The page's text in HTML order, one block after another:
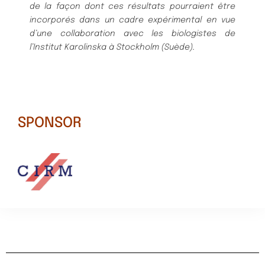
de la façon dont ces résultats pourraient être
incorporés dans un cadre expérimental en vue
d’une collaboration avec les biologistes de
l’Institut Karolinska à Stockholm (Suède).
SPONSOR